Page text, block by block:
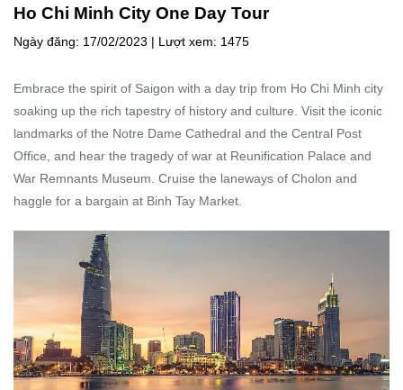
Ho Chi Minh City One Day Tour
Ngày đăng: 17/02/2023 | Lượt xem: 1475
Embrace the spirit of Saigon with a day trip from Ho Chi Minh city
soaking up the rich tapestry of history and culture. Visit the iconic
landmarks of the Notre Dame Cathedral and the Central Post
Office, and hear the tragedy of war at Reunification Palace and
War Remnants Museum. Cruise the laneways of Cholon and
haggle for a bargain at Binh Tay Market.